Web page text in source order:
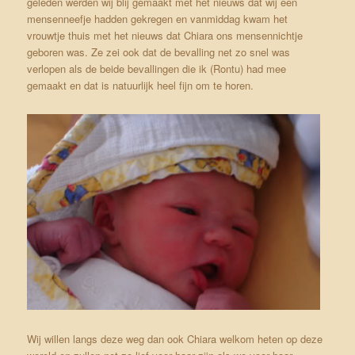
mensenneefje hadden gekregen en vanmiddag kwam het
vrouwtje thuis met het nieuws dat Chiara ons mensennichtje
geboren was. Ze zei ook dat de bevalling net zo snel was
verlopen als de beide bevallingen die ik (Rontu) had mee
gemaakt en dat is natuurlijk heel fijn om te horen.
Wij willen langs deze weg dan ook Chiara welkom heten op deze